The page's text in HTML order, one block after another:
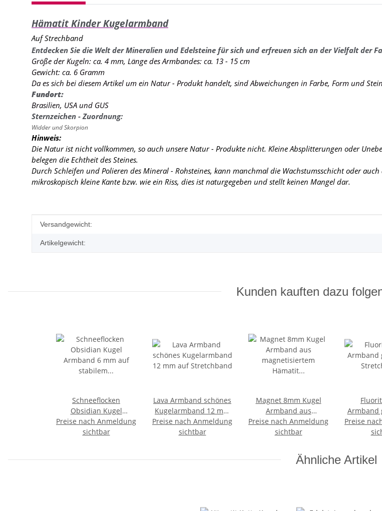
Hämatit Kinder Kugelarmband
Auf Strechband
Entdecken Sie die Welt der Mineralien und Edelsteine für sich und erfreuen sich an der Vielfalt der
Größe der Kugeln: ca. 4 mm, Länge des Armbandes: ca. 13 - 15 cm
Gewicht: ca. 6 Gramm
Da es sich bei diesem Artikel um ein Natur - Produkt handelt, sind Abweichungen in Farbe, Form und
Fundort:
Brasilien, USA und GUS
Sternzeichen - Zuordnung:
Widder und Skorpion
Hinweis:
Die Natur ist nicht vollkommen, so auch unsere Natur - Produkte nicht. Kleine Absplitterungen oder
belegen die Echtheit des Steines.
Durch Schleifen und Polieren des Mineral - Rohsteines, kann manchmal die Wachstumsschicht oder
mikroskopisch kleine Kante bzw. wie ein Riss, dies ist naturgegeben und stellt keinen Mangel dar.
Produkteigenschaft
Wert
Versandgewicht:
Artikelgewicht:
Kunden kauften dazu
Schneeflocken
Obsidian Kugel
Armband 6 mm auf
stabilem Stretchband
Preise nach Anmeldung
sichtbar
Lava Armband schönes
Kugelarmband 12 mm
auf Stretchband
Preise nach Anmeldung
sichtbar
Magnet 8mm Kugel
Armband aus
magnetisiertem
Hämatit unisex
Stretchband
Preise nach Anmeldung
sichtbar
Armband
mm, 19
Preise
Ähnliche Artikel